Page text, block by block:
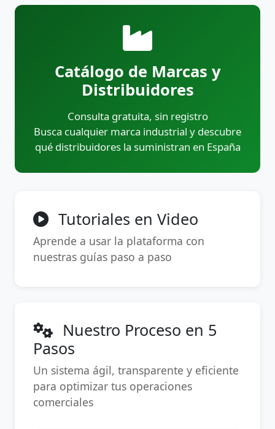
Catálogo de Marcas y
Distribuidores
Consulta gratuita, sin registro
Busca cualquier marca industrial y descubre
qué distribuidores la suministran en España
Tutoriales en Video
Aprende a usar la plataforma con
nuestras guías paso a paso
Nuestro Proceso en 5
Pasos
Un sistema ágil, transparente y eficiente
para optimizar tus operaciones
comerciales